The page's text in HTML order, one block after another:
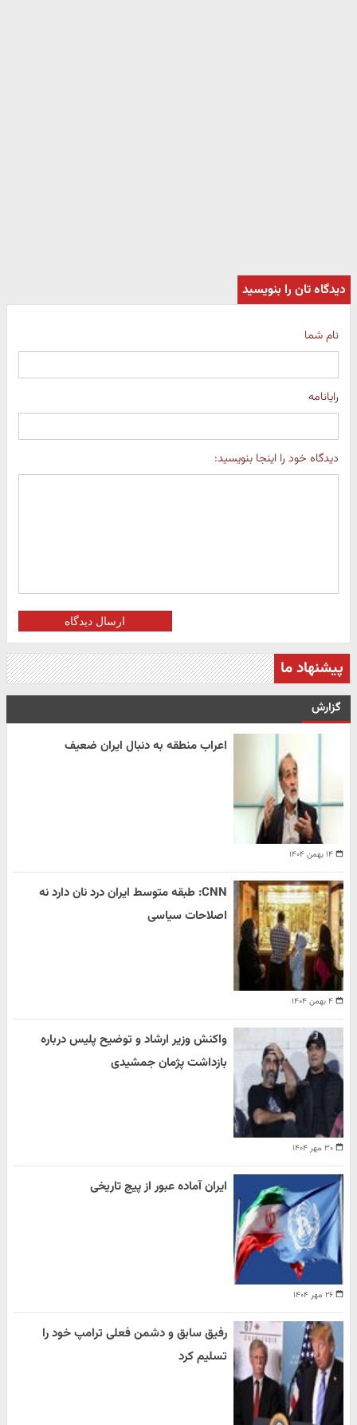
دیدگاه تان را بنویسید
نام شما
رایانامه
دیدگاه خود را اینجا بنویسید:
ارسال دیدگاه
پیشنهاد ما
گزارش
۱۴ بهمن ۱۴۰۴
اعراب منطقه به دنبال ایران ضعیف
۴ بهمن ۱۴۰۴
CNN: طبقه متوسط ایران درد نان دارد نه
اصلاحات سیاسی
۳۰ مهر ۱۴۰۴
واکنش وزیر ارشاد و توضیح پلیس درباره
بازداشت پژمان جمشیدی
۲۶ مهر ۱۴۰۴
ایران آماده عبور از پیچ تاریخی
رفیق سابق و دشمن فعلی ترامپ خود را
تسلیم کرد